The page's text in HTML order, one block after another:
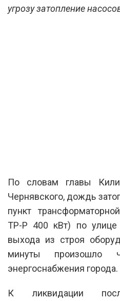
угрозу затопление
По словам главы
Чернявского, дождь
пункт
ТР-Р 400 кВт) по улице
выхода из строя
минуты произошло
энергоснабжения города.
К ликвидации